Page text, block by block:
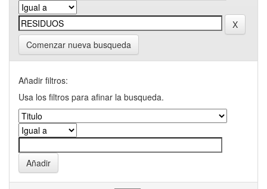
Comenzar nueva busqueda
Añadir filtros:
Usa los filtros para afinar la busqueda.